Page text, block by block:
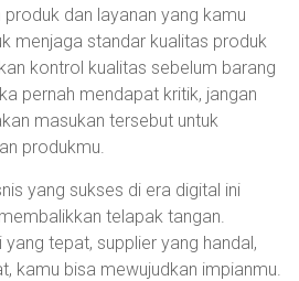
dan layanan yang kamu
menjaga standar kualitas produk
kontrol kualitas sebelum barang
pernah mendapat kritik, jangan
masukan tersebut untuk
produkmu.
yang sukses di era digital ini
telapak tangan.
tepat, supplier yang handal,
kamu bisa mewujudkan impianmu.